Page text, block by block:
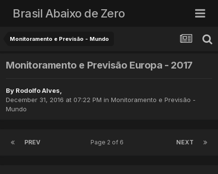
Brasil Abaixo de Zero
Monitoramento e Previsão - Mundo
Monitoramento e Previsão Europa - 2017
By Rodolfo Alves,
December 31, 2016 at 07:22 PM in Monitoramento e Previsão -
Mundo
PREV NEXT
Page 2 of 6